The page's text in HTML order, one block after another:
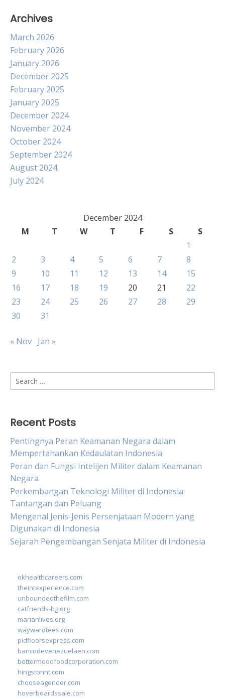
Archives
March 2026
February 2026
January 2026
December 2025
February 2025
January 2025
December 2024
November 2024
October 2024
September 2024
August 2024
July 2024
December 2024
M
T W T F S
S
1
2
3 4 5 6 7
8
9
10 11 12 13 14
15
16
17 18 19 20 21
22
23
24 25 26 27 28
29
30
31
« Nov Jan »
Search
for:
Recent Posts
Pentingnya Peran Keamanan Negara dalam
Mempertahankan Kedaulatan Indonesia
Peran dan Fungsi Intelijen Militer dalam Keamanan
Negara
Perkembangan Teknologi Militer di Indonesia:
Tantangan dan Peluang
Mengenal Jenis-Jenis Persenjataan Modern yang
Digunakan di Indonesia
Sejarah Pengembangan Senjata Militer di Indonesia
okhealthcareers.com
theintexperience.com
unboundedthefilm.com
catfriends-bg.org
marianlives.org
waywardtees.com
pidfloorsexpress.com
bancodevenezuelaen.com
bettermoodfoodcorporation.com
hingstonnt.com
chooseagender.com
hoverboardssale.com